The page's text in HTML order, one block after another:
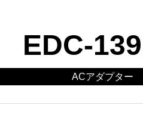
EDC-139
ACアダプター